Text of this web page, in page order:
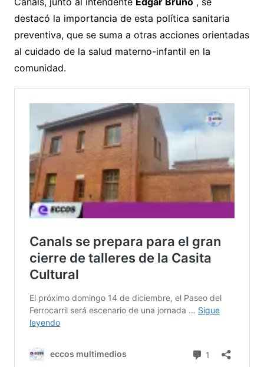
destacó la importancia de esta política sanitaria
preventiva, que se suma a otras acciones orientadas
al cuidado de la salud materno-infantil en la
comunidad.